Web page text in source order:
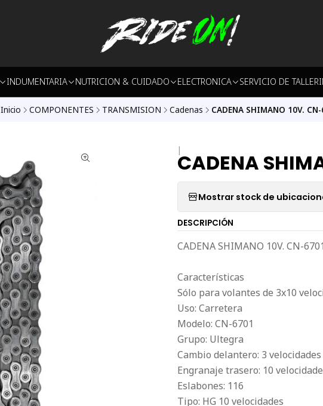
INDUMENTARIA NUTRICION & CUIDADO ELECTRONICA SERVICIO DE TALLER
Inicio COMPONENTES TRANSMISION Cadenas CADENA SHIMANO 10V.
|
CADENA
Mostrar stock de
DESCRIPCIÓN
CADENA SHIMANO 10V. CN-
Características
Sólo para volantes de 3x10
Uso: Carretera
Modelo: CN-6701
Grupo: Ultegra
Cambio delantero: 3 velocidades
Engranaje trasero: 10
Eslabones: 116
Tipo: HG 10 velocidades